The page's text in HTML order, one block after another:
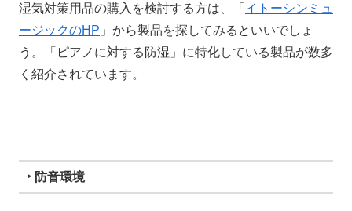
湿気対策用品の購入を検討する方は、「 イトーシンミュ
ージックのHP 」から製品を探してみるといいでしょ
う。「ピアノに対する防湿」に特化している製品が数多
く紹介されています。
‣ 防音環境